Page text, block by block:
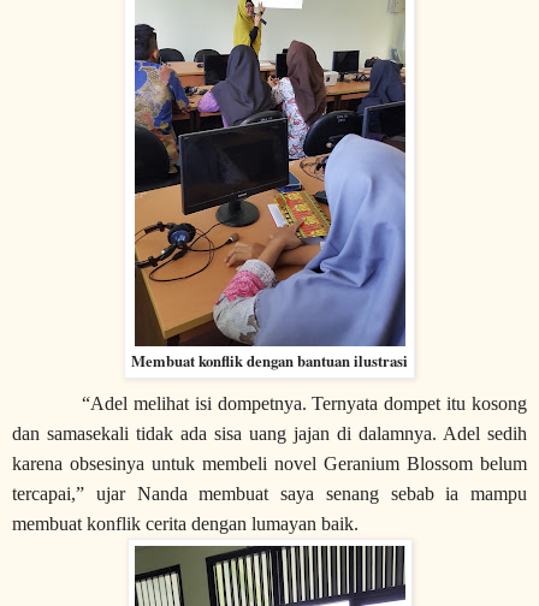
Membuat konflik dengan bantuan ilustrasi
“Adel melihat isi dompetnya. Ternyata dompet itu kosong
dan samasekali tidak ada sisa uang jajan di dalamnya. Adel sedih
karena obsesinya untuk membeli novel Geranium Blossom belum
tercapai,” ujar Nanda membuat saya senang sebab ia mampu
membuat konflik cerita dengan lumayan baik.